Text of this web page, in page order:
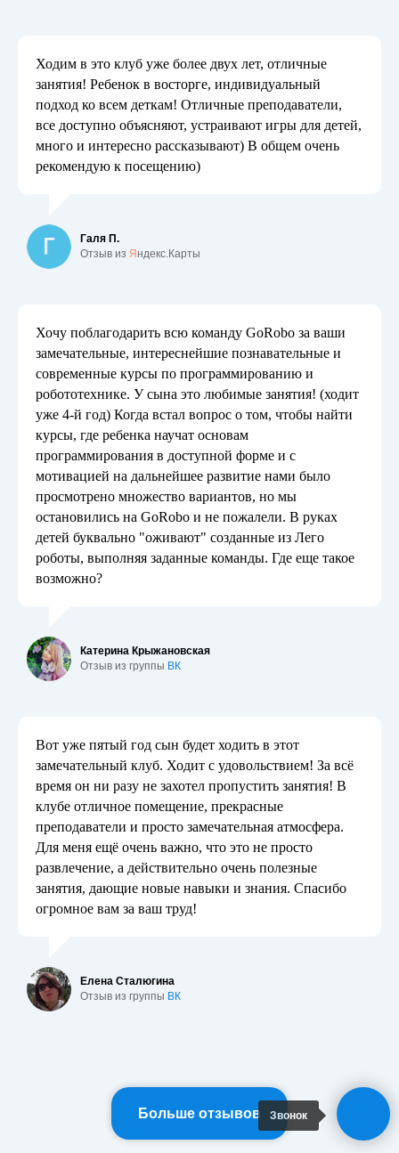
Ходим в это клуб уже более двух лет, отличные
занятия! Ребенок в восторге, индивидуальный
подход ко всем деткам! Отличные преподаватели,
все доступно объясняют, устраивают игры для детей,
много и интересно рассказывают) В общем очень
рекомендую к посещению)
Галя П.
Отзыв из Яндекс.Карты
Хочу поблагодарить всю команду GoRobo за ваши
замечательные, интереснейшие познавательные и
современные курсы по программированию и
робототехнике. У сына это любимые занятия! (ходит
уже 4-й год) Когда встал вопрос о том, чтобы найти
курсы, где ребенка научат основам
программирования в доступной форме и с
мотивацией на дальнейшее развитие нами было
просмотрено множество вариантов, но мы
остановились на GoRobo и не пожалели. В руках
детей буквально "оживают" созданные из Лего
роботы, выполняя заданные команды. Где еще такое
возможно?
Катерина Крыжановская
Отзыв из группы ВК
Вот уже пятый год сын будет ходить в этот
замечательный клуб. Ходит с удовольствием! За всё
время он ни разу не захотел пропустить занятия! В
клубе отличное помещение, прекрасные
преподаватели и просто замечательная атмосфера.
Для меня ещё очень важно, что это не просто
развлечение, а действительно очень полезные
занятия, дающие новые навыки и знания. Спасибо
огромное вам за ваш труд!
Елена Сталюгина
Отзыв из группы ВК
Больше отзывов Звонок